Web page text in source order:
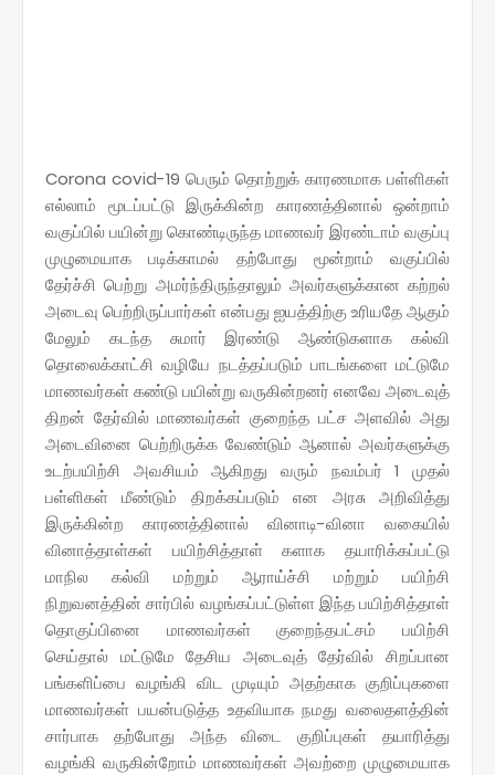
Corona covid-19 பெரும் தொற்றுக் காரணமாக பள்ளிகள்
எல்லாம் மூடப்பட்டு இருக்கின்ற காரணத்தினால் ஒன்றாம்
வகுப்பில் பயின்று கொண்டிருந்த மாணவர் இரண்டாம் வகுப்பு
முழுமையாக படிக்காமல் தற்போது மூன்றாம் வகுப்பில்
தேர்ச்சி பெற்று அமர்ந்திருந்தாலும் அவர்களுக்கான கற்றல்
அடைவு பெற்றிருப்பார்கள் என்பது ஐயத்திற்கு உரியதே ஆகும்
மேலும் கடந்த சுமார் இரண்டு ஆண்டுகளாக கல்வி
தொலைக்காட்சி வழியே நடத்தப்படும் பாடங்களை மட்டுமே
மாணவர்கள் கண்டு பயின்று வருகின்றனர் எனவே அடைவுத்
திறன் தேர்வில் மாணவர்கள் குறைந்த பட்ச அளவில் அது
அடைவினை பெற்றிருக்க வேண்டும் ஆனால் அவர்களுக்கு
உடற்பயிற்சி அவசியம் ஆகிறது வரும் நவம்பர் 1 முதல்
பள்ளிகள் மீண்டும் திறக்கப்படும் என அரசு அறிவித்து
இருக்கின்ற காரணத்தினால் வினாடி-வினா வகையில்
வினாத்தாள்கள் பயிற்சித்தாள் களாக தயாரிக்கப்பட்டு
மாநில கல்வி மற்றும் ஆராய்ச்சி மற்றும் பயிற்சி
நிறுவனத்தின் சார்பில் வழங்கப்பட்டுள்ள இந்த பயிற்சித்தாள்
தொகுப்பினை மாணவர்கள் குறைந்தபட்சம் பயிற்சி
செய்தால் மட்டுமே தேசிய அடைவுத் தேர்வில் சிறப்பான
பங்களிப்பை வழங்கி விட முடியும் அதற்காக குறிப்புகளை
மாணவர்கள் பயன்படுத்த உதவியாக நமது வலைதளத்தின்
சார்பாக தற்போது அந்த விடை குறிப்புகள் தயாரித்து
வழங்கி வருகின்றோம் மாணவர்கள் அவற்றை முழுமையாக